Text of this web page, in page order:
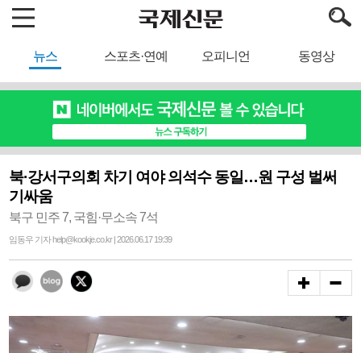
뉴스 스포츠·연예 오피니언 동영상
북·강서구의회 차기 여야 의석수 동일…원 구성 벌써
기싸움
북구 민주 7, 국힘·무소속 7석
임동우 기자 help@kookje.co.kr | 2026.06.17 19:39